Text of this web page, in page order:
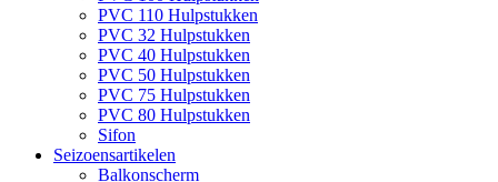
PVC 110 Hulpstukken
PVC 32 Hulpstukken
PVC 40 Hulpstukken
PVC 50 Hulpstukken
PVC 75 Hulpstukken
PVC 80 Hulpstukken
Sifon
Seizoensartikelen
Balkonscherm